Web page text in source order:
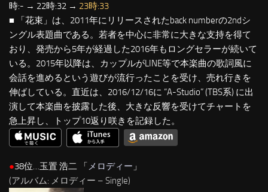
時:- → 22時:32 → 23時:33
■ 「花束」は、2011年にリリースされたback numberの2ndシ
ングル表題曲である。若者を中心に非常に大きな支持を得て
おり、発売から5年が経過した2016年もロングセラーが続いて
いる。2015年以降は、カップルがLINE等で本楽曲の歌詞風に
会話を進めるという遊びが流行ったことを受け、売れ行きを
伸ばしている。直近は、2016/12/16に “A-Studio” (TBS系) に出
演して本楽曲を披露した後、大きな反響を受けてチャートを
急上昇し、トップ10返り咲きを記録した。
●38位…玉置 浩二 「メロディー 」
(アルバム: メロディー – Single)